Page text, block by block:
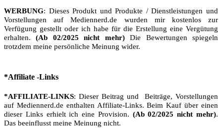
WERBUNG: Dieses Produkt und Produkte / Dienstleistungen und
Vorstellungen auf Mediennerd.de wurden mir kostenlos zur
Verfügung gestellt oder ich habe für die Erstellung eine Vergütung
erhalten.(Ab 02/2025 nicht mehr)Die Bewertungen spiegeln
trotzdem meine persönliche Meinung wider.
*Affiliate -Links
*AFFILIATE-LINKS: Dieser Beitrag und Beiträge, Vorstellungen
auf Mediennerd.de enthalten Affiliate-Links. Beim Kauf über einen
dieser Links erhielt ich eine Provision. (Ab 02/2025 nicht mehr).
Das beeinflusst meine Meinung nicht.